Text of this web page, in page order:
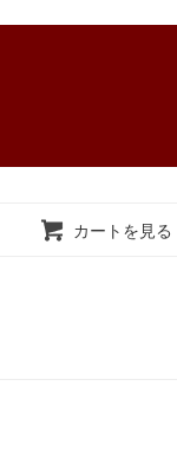
カートを見る